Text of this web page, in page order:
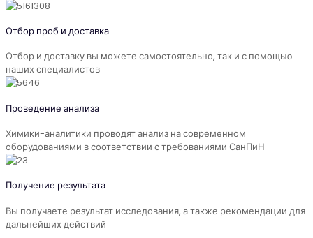
Отбор проб и доставка
Отбор и доставку вы можете самостоятельно, так и с помощью
наших специалистов
Проведение анализа
Химики-аналитики проводят анализ на современном
оборудованиями в соответствии с требованиями СанПиН
Получение результата
Вы получаете результат исследования, а также рекомендации для
дальнейших действий